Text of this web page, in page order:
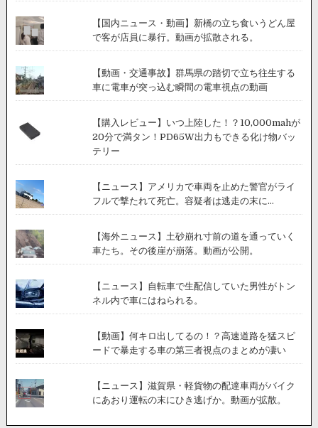
【国内ニュース・動画】新橋の立ち食いうどん屋
で客が店員に暴行。動画が拡散される。
【動画・交通事故】群馬県の踏切で立ち往生する
車に電車が突っ込む瞬間の電車視点の動画
【購入レビュー】いつ上陸した！？10,000mahが
20分で満タン！PD65W出力もできる化け物バッ
テリー
【ニュース】アメリカで車両を止めた警官がライ
フルで撃たれて死亡。容疑者は逃走の末に...
【海外ニュース】土砂崩れ寸前の道を通っていく
車たち。その後崖が崩落。動画が公開。
【ニュース】自転車で生配信していた男性がトン
ネル内で車にはねられる。
【動画】何キロ出してるの！？高速道路を猛スピ
ードで暴走する車の第三者視点のまとめが凄い
【ニュース】滋賀県・軽貨物の配達車両がバイク
にあおり運転の末にひき逃げか。動画が拡散。